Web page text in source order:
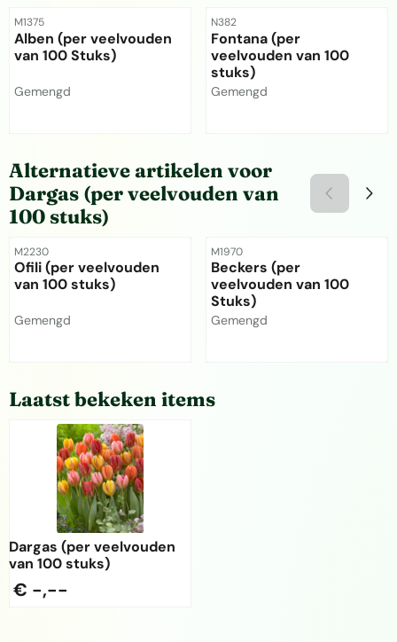
Artikelnummer
M1375
Alben (per veelvouden
van 100 Stuks)
Merk:
Gemengd
Artikelnummer
N382
Fontana (per
veelvouden van 100
stuks)
Merk:
Gemengd
Alternatieve artikelen voor
Dargas (per veelvouden van
100 stuks)
Artikelnummer
M2230
Ofili (per veelvouden
van 100 stuks)
Merk:
Gemengd
Artikelnummer
M1970
Beckers (per
veelvouden van 100
Stuks)
Merk:
Gemengd
Laatst bekeken items
Dargas (per veelvouden
van 100 stuks)
€ -,--